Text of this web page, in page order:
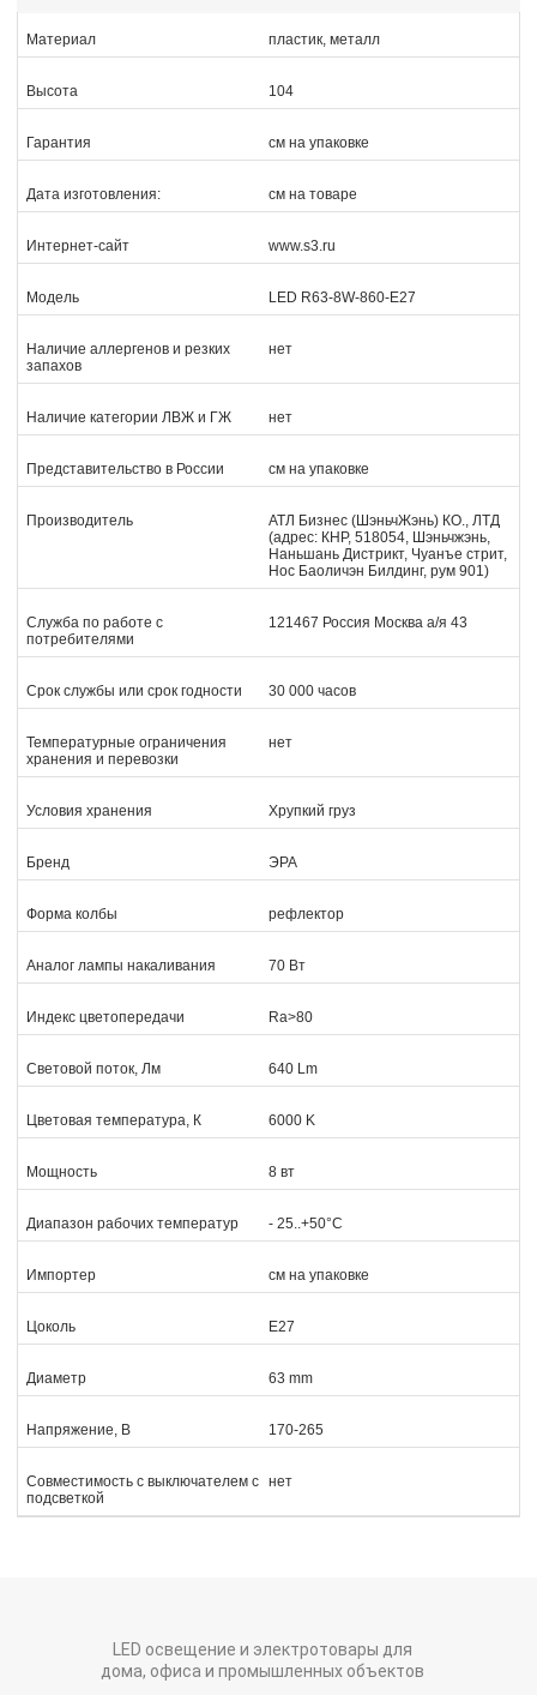
Материал пластик, металл
Высота 104
Гарантия см на упаковке
Дата изготовления: см на товаре
Интернет-сайт www.s3.ru
Модель LED R63-8W-860-E27
Наличие аллергенов и резких
запахов
нет
Наличие категории ЛВЖ и ГЖ нет
Представительство в России см на упаковке
Производитель
АТЛ Бизнес (ШэньчЖэнь) КО., ЛТД
(адрес: КНР, 518054, Шэньчжэнь,
Наньшань Дистрикт, Чуанъе стрит,
Нос Баоличэн Билдинг, рум 901)
Служба по работе с
потребителями
121467 Россия Москва а/я 43
Срок службы или срок годности 30 000 часов
Температурные ограничения
хранения и перевозки
нет
Условия хранения Хрупкий груз
Бренд ЭРА
Форма колбы рефлектор
Аналог лампы накаливания 70 Вт
Индекс цветопередачи Ra>80
Световой поток, Лм 640 Lm
Цветовая температура, К 6000 K
Мощность 8 вт
Диапазон рабочих температур - 25..+50°C
Импортер см на упаковке
Цоколь E27
Диаметр 63 mm
Напряжение, В 170-265
Совместимость с выключателем с
подсветкой
нет
LED освещение и электротовары для
дома, офиса и промышленных объектов